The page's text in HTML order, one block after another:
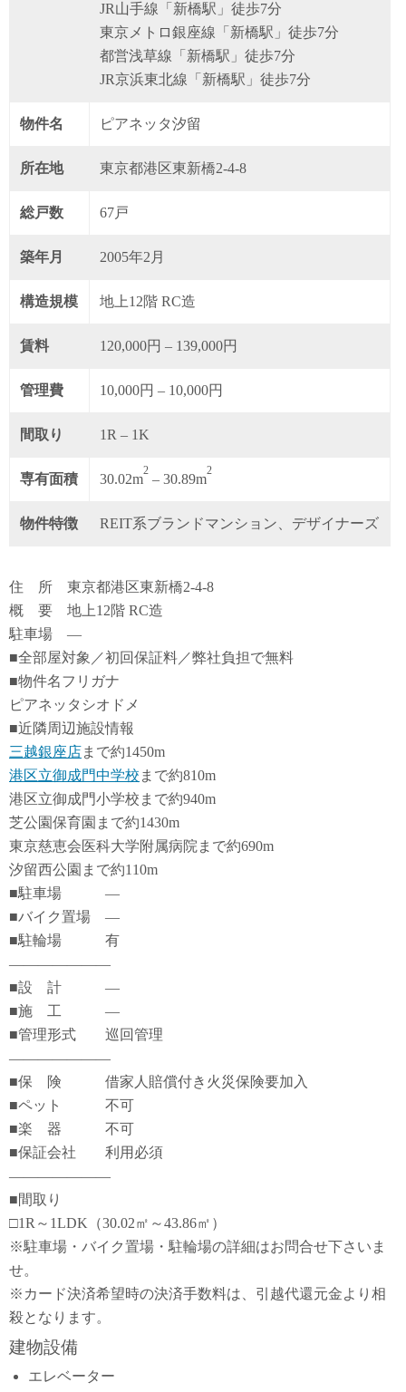
JR山手線「新橋駅」徒歩7分
東京メトロ銀座線「新橋駅」徒歩7分
都営浅草線「新橋駅」徒歩7分
JR京浜東北線「新橋駅」徒歩7分
物件名 ピアネッタ汐留
所在地 東京都港区東新橋2-4-8
総戸数 67戸
築年月 2005年2月
構造規模 地上12階 RC造
賃料 120,000円 – 139,000円
管理費 10,000円 – 10,000円
間取り 1R – 1K
専有面積 30.02m
2
– 30.89m
2
物件特徴 REIT系ブランドマンション、デザイナーズ
住 所 東京都港区東新橋2-4-8
概 要 地上12階 RC造
駐車場 ―
■全部屋対象／初回保証料／弊社負担で無料
■物件名フリガナ
ピアネッタシオドメ
■近隣周辺施設情報
三越銀座店まで約1450m
港区立御成門中学校 まで約810m
港区立御成門小学校まで約940m
芝公園保育園まで約1430m
東京慈恵会医科大学附属病院まで約690m
汐留西公園まで約110m
■駐車場 ―
■バイク置場 ―
■駐輪場 有
―――――――
■設 計 ―
■施 工 ―
■管理形式 巡回管理
―――――――
■保 険 借家人賠償付き火災保険要加入
■ペット 不可
■楽 器 不可
■保証会社 利用必須
―――――――
■間取り
□1R～1LDK（30.02㎡～43.86㎡）
※駐車場・バイク置場・駐輪場の詳細はお問合せ下さいま
せ。
※カード決済希望時の決済手数料は、引越代還元金より相
殺となります。
建物設備
エレベーター